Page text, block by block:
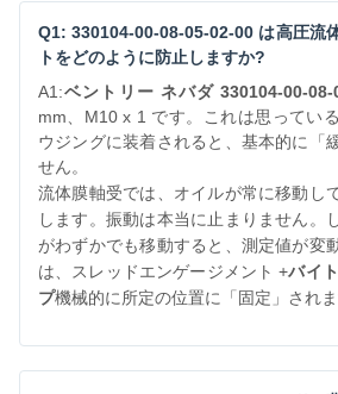
Q1: 330104-00-08-05-02-00 は高圧流
トをどのように防止しますか?
A1:ベントリー ネバダ 330104-00-08-
mm、M10 x 1 です。これは思ってい
ウジングに装着されると、基本的に「
せん。
流体膜軸受では、オイルが常に移動し
します。振動は本当に止まりません。
がわずかでも移動すると、測定値が変
は、スレッドエンゲージメント +バイ
プ機械的に所定の位置に「固定」されま